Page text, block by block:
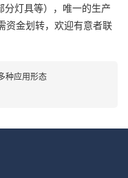
灯具等），唯一的生产
资金划转，欢迎有意者联
种应用形态